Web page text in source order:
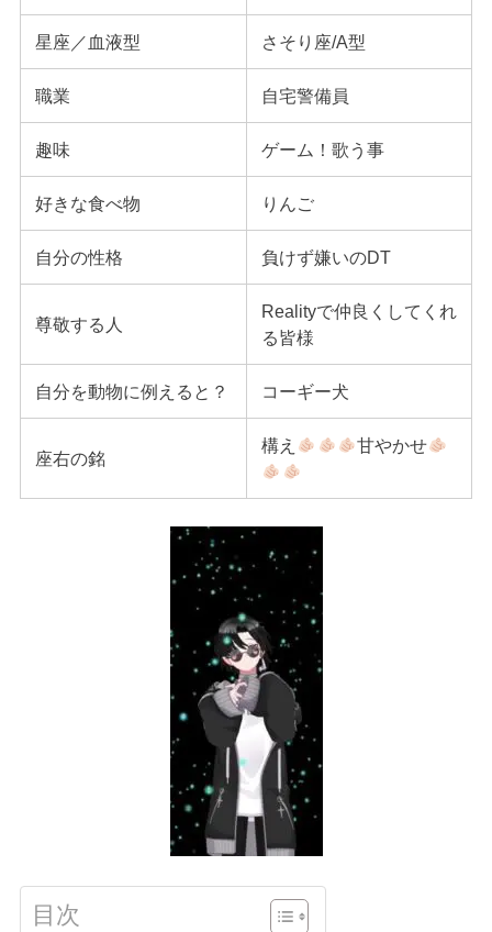
星座／血液型 さそり座/A型
職業 自宅警備員
趣味 ゲーム！歌う事
好きな食べ物 りんご
自分の性格 負けず嫌いのDT
尊敬する人
Realityで仲良くしてくれ
る皆様
自分を動物に例えると？ コーギー犬
座右の銘
構え 甘やかせ
目次